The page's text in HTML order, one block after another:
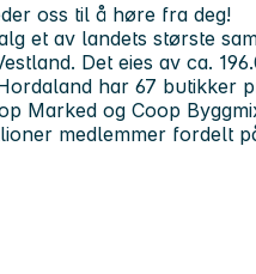
oss til å høre fra deg!
et av landets største
Det eies av ca.
har 67 butikker
Marked og Coop
medlemmer fordelt